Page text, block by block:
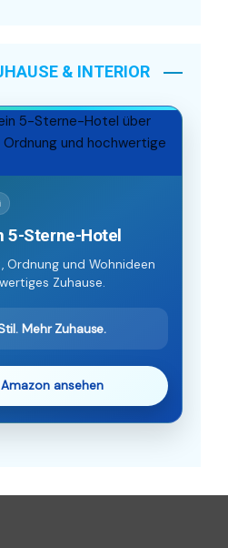
& INTERIOR
5-Sterne-Hotel
Ordnung und Wohnideen
Zuhause.
Mehr Zuhause.
ansehen